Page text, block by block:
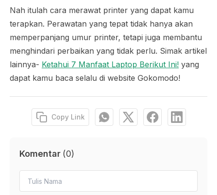
Nah itulah cara merawat printer yang dapat kamu
terapkan. Perawatan yang tepat tidak hanya akan
memperpanjang umur printer, tetapi juga membantu
menghindari perbaikan yang tidak perlu. Simak artikel
lainnya- Ketahui 7 Manfaat Laptop Berikut Ini! yang
dapat kamu baca selalu di website Gokomodo!
Copy Link
Komentar (0)